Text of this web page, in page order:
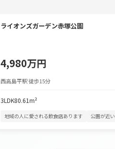
ライオンズガーデン赤塚公園
4,980万円
西高島平駅 徒歩15分
3LDK80.61m²
地域の人に愛される飲食店あります 公園が近い